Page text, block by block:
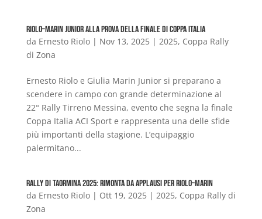
Riolo–Marin Junior alla prova della finale di Coppa Italia
da Ernesto Riolo| Nov 13, 2025| 2025, Coppa Rally
di Zona
Ernesto Riolo e Giulia Marin Junior si preparano a
scendere in campo con grande determinazione al
22° Rally Tirreno Messina, evento che segna la finale
Coppa Italia ACI Sport e rappresenta una delle sfide
più importanti della stagione. L’equipaggio
palermitano...
Rally di Taormina 2025: rimonta da applausi per Riolo–Marin
da Ernesto Riolo| Ott 19, 2025| 2025, Coppa Rally di
Zona